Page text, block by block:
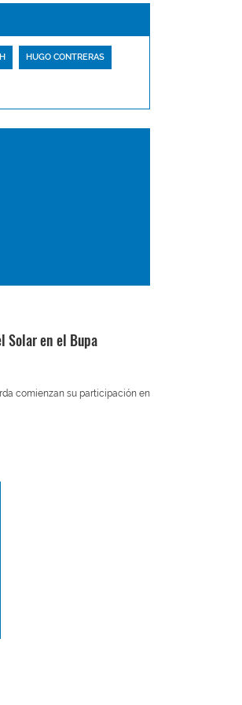
HUGO CONTRERAS
Solar en el Bupa
comienzan su participación en